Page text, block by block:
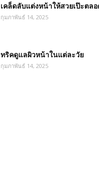
เคล็ดลับแต่งหน้าให้สวยเป๊ะตล
กุมภาพันธ์ 14, 2025
ทริคดูแลผิวหน้าในแต่ละวัย
กุมภาพันธ์ 14, 2025